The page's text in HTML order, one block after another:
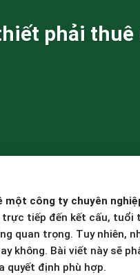
phải
công ty chuyên
trực tiếp đến kết cấu,
quan trọng. Tuy nhiên,
không. Bài viết này sẽ
quyết định phù hợp.